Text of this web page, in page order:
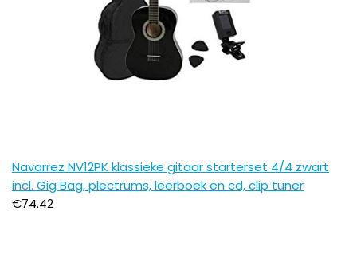
Navarrez NV12PK klassieke gitaar starterset 4/4 zwart
incl. Gig Bag, plectrums, leerboek en cd, clip tuner
€74.42